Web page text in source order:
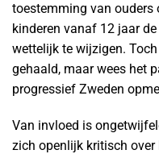
toestemming van ouders
kinderen vanaf 12 jaar
wettelijk te wijzigen.
gehaald, maar wees het
progressief Zweden
Van invloed is
zich openlijk kritisch